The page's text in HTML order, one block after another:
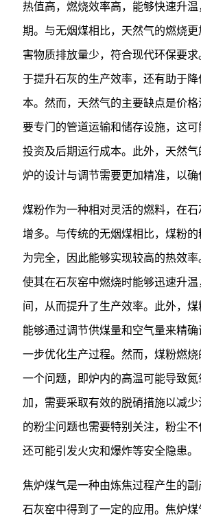
热值高，燃烧效率高，能够快速升温
期。与无烟煤相比，天然气的燃烧
害物质排放量少，符合现代环保要
于提升石灰的生产效率，还有助于
本。然而，天然气的主要缺点是价
要专门的管道运输和储存设施，这
投资及后期运行成本。此外，天然
炉的设计与调节需要更加精准，以确
煤粉作为一种相对灵活的燃料，在
增多。与传统的无烟煤相比，煤粉
为完全，因此能够实现较高的热效
使其在石灰窑中燃烧时能够迅速升
间，从而提升了生产效率。此外，煤
能够通过调节供煤量和空气量来精
一步优化生产过程。然而，煤粉燃
一个问题，即炉内的高温可能导致
加，需要采取有效的脱硝措施以减
的粉尘问题也需要特别关注，粉尘不
还可能引发火灾和爆炸等安全隐患。
焦炉煤气是一种由炼焦过程产生的
石灰窑中得到了一定的应用。焦炉